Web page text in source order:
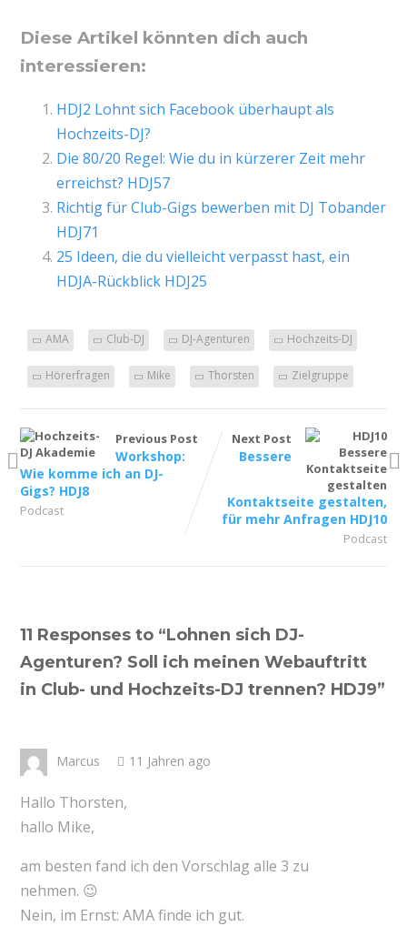
Diese Artikel könnten dich auch
interessieren:
HDJ2 Lohnt sich Facebook überhaupt als
Hochzeits-DJ?
Die 80/20 Regel: Wie du in kürzerer Zeit mehr
erreichst? HDJ57
Richtig für Club-Gigs bewerben mit DJ Tobander
HDJ71
25 Ideen, die du vielleicht verpasst hast, ein
HDJA-Rückblick HDJ25
AMA Club-DJ DJ-Agenturen Hochzeits-DJ
Hörerfragen Mike Thorsten Zielgruppe
Previous Post
Workshop:
Wie komme ich an DJ-
Gigs? HDJ8
Podcast
Next Post
Bessere
Kontaktseite gestalten,
für mehr Anfragen HDJ10
Podcast
11 Responses to “Lohnen sich DJ-
Agenturen? Soll ich meinen Webauftritt
in Club- und Hochzeits-DJ trennen? HDJ9”
Marcus 11 Jahren ago
Hallo Thorsten,
hallo Mike,
am besten fand ich den Vorschlag alle 3 zu
nehmen. 😉
Nein, im Ernst: AMA finde ich gut.